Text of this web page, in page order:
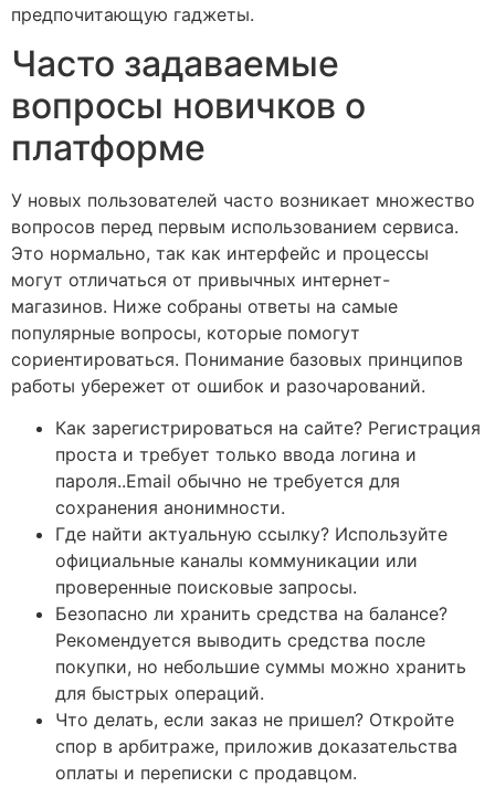
предпочитающую гаджеты.
Часто задаваемые
вопросы новичков о
платформе
У новых пользователей часто возникает множество
вопросов перед первым использованием сервиса.
Это нормально, так как интерфейс и процессы
могут отличаться от привычных интернет-
магазинов. Ниже собраны ответы на самые
популярные вопросы, которые помогут
сориентироваться. Понимание базовых принципов
работы убережет от ошибок и разочарований.
Как зарегистрироваться на сайте? Регистрация
проста и требует только ввода логина и
пароля..Email обычно не требуется для
сохранения анонимности.
Где найти актуальную ссылку? Используйте
официальные каналы коммуникации или
проверенные поисковые запросы.
Безопасно ли хранить средства на балансе?
Рекомендуется выводить средства после
покупки, но небольшие суммы можно хранить
для быстрых операций.
Что делать, если заказ не пришел? Откройте
спор в арбитраже, приложив доказательства
оплаты и переписки с продавцом.